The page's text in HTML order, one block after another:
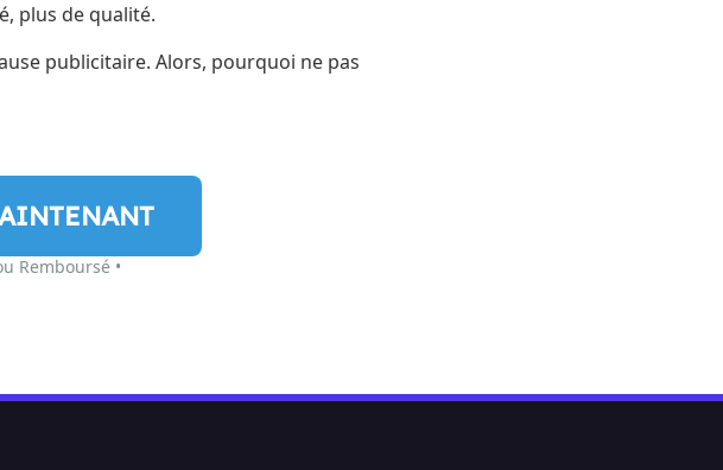
plus de qualité.
publicitaire. Alors, pourquoi ne pas
Remboursé •